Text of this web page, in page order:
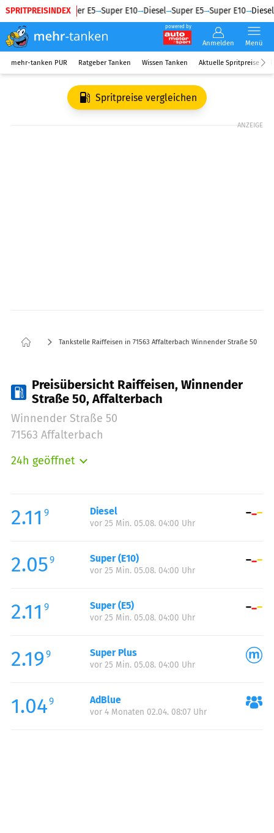
SPRITPREISINDEX
Diesel Super E5 Super E10 Diesel Super E5 Super E10 Diesel
powered by
Anmelden Menü
mehr-tanken PUR Ratgeber Tanken Wissen Tanken Aktuelle Spritpreise
Spritpreise vergleichen
ANZEIGE
Tankstelle Raiffeisen in 71563 Affalterbach Winnender Straße 50
Preisübersicht Raiffeisen, Winnender
Straße 50, Affalterbach
Winnender Straße 50
71563 Affalterbach
24h geöffnet
Mittwoch:
00:00-24:00
Donnerstag:
Samstag:
00:00-24:00
Sonntag:
2.11 9 Diesel
vor 25 Min. 05.08. 04:00 Uhr
2.059 Super (E10)
vor 25 Min. 05.08. 04:00 Uhr
2.11 9 Super (E5)
vor 25 Min. 05.08. 04:00 Uhr
2.19 9 Super Plus
vor 25 Min. 05.08. 04:00 Uhr
1.049 AdBlue
vor 4 Monaten 02.04. 08:07 Uhr